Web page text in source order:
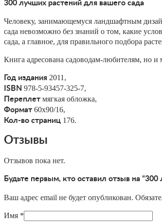
300 лучших растений для вашего сада
Человеку, занимающемуся ландшафтным
сада невозможно без знаний о том, какие
сада, а главное, для правильного подбора
Книга адресована садоводам-любителям, но и
Год издания 2011,
ISBN 978-5-93457-325-7,
Переплет мягкая обложка,
Формат 60х90/16,
Кол-во страниц 176.
Отзывы
Отзывов пока нет.
Будьте первым, кто оставил отзыв на
Ваш адрес email не будет опубликован.
Имя *